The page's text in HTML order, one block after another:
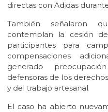
directas con Adidas
También señalaron
contemplan la cesión
participantes para
compensaciones
generado
defensoras de los
y del trabajo artesanal.
El caso ha abierto